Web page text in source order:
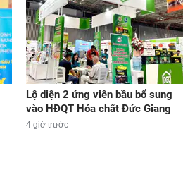
Lộ diện 2 ứng viên bầu bổ sung
vào HĐQT Hóa chất Đức Giang
4 giờ trước